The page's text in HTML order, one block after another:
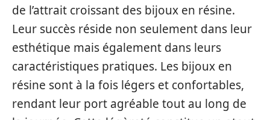
de l’attrait croissant des bijoux en résine.
Leur succès réside non seulement dans leur
esthétique mais également dans leurs
caractéristiques pratiques. Les bijoux en
résine sont à la fois légers et confortables,
rendant leur port agréable tout au long de